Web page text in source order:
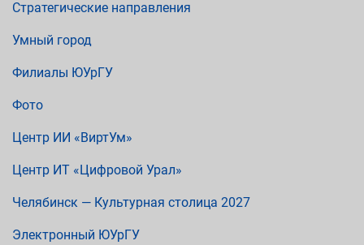
Стратегические направления
Умный город
Филиалы ЮУрГУ
Фото
Центр ИИ «ВиртУм»
Центр ИТ «Цифровой Урал»
Челябинск — Культурная столица 2027
Электронный ЮУрГУ